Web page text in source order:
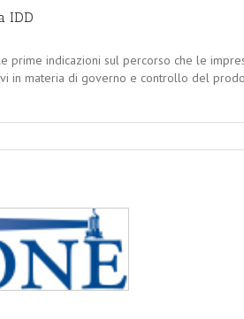
IDD
prime indicazioni sul percorso che le
materia di governo e controllo del